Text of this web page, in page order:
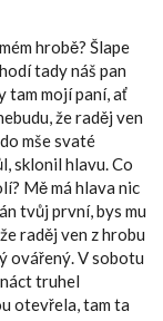
hrobě? Šlape
tady náš pan
tam mojí paní, ať
že raděj ven
mše svaté
sklonil hlavu. Co
Mě má hlava nic
tvůj první, bys mu
raděj ven z hrobu
ovářený. V sobotu
truhel
otevřela, tam ta